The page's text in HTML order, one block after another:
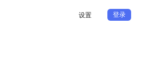
设置 登录